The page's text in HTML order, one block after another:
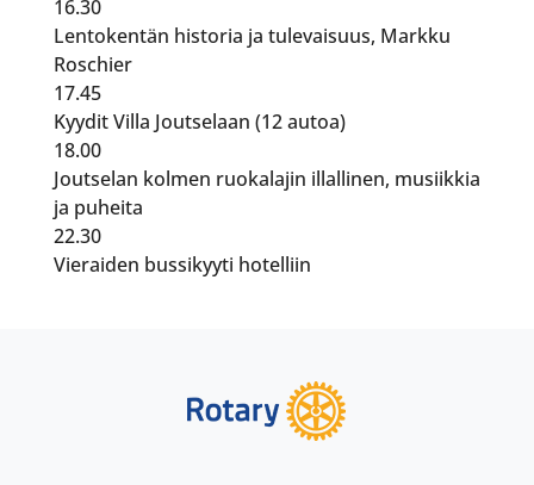
16.30
Lentokentän historia ja tulevaisuus, Markku
Roschier
17.45
Kyydit Villa Joutselaan (12 autoa)
18.00
Joutselan kolmen ruokalajin illallinen, musiikkia
ja puheita
22.30
Vieraiden bussikyyti hotelliin